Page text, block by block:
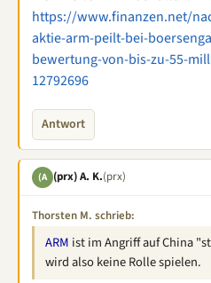
https://www.finanzen.net/
aktie-arm-peilt-bei-
bewertung-von-bis-zu-55-
12792696
Antwort
(A (prx) A. K.(prx)
Thorsten M. schrieb:
ARM ist im Angriff auf China
wird also keine Rolle spielen.